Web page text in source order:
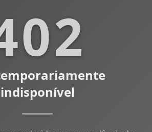
indisponível